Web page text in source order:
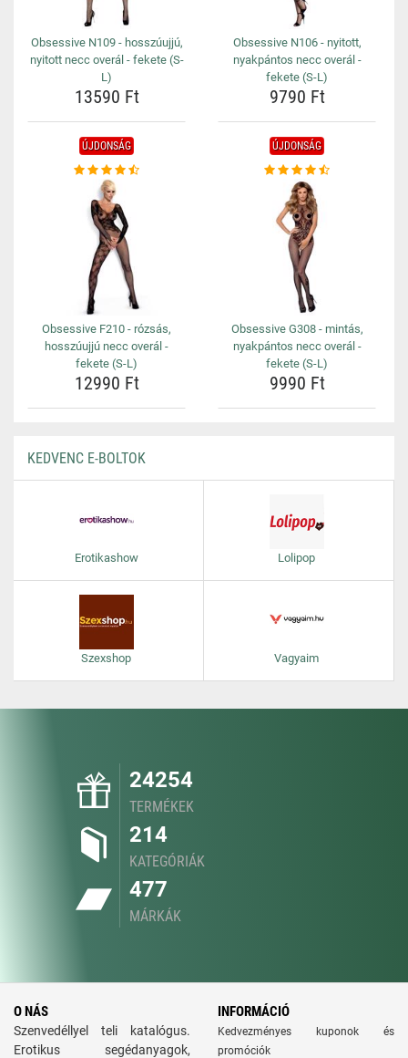
Obsessive N109 - hosszúujjú,
nyitott necc overál - fekete (S-
L)
13590 Ft
Obsessive N106 - nyitott,
nyakpántos necc overál -
fekete (S-L)
9790 Ft
ÚJDONSÁG
Obsessive F210 - rózsás,
hosszúujjú necc overál -
fekete (S-L)
12990 Ft
ÚJDONSÁG
Obsessive G308 - mintás,
nyakpántos necc overál -
fekete (S-L)
9990 Ft
KEDVENC E-BOLTOK
Erotikashow Lolipop
Szexshop Vagyaim
24254
TERMÉKEK
214
KATEGÓRIÁK
477
MÁRKÁK
O NÁS
Szenvedéllyel teli katalógus.
Erotikus segédanyagok,
INFORMÁCIÓ
Kedvezményes kuponok és
promóciók